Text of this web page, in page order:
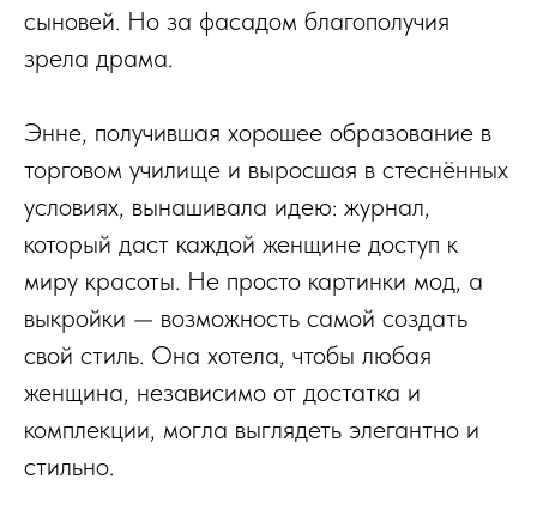
сыновей. Но за фасадом благополучия
зрела драма.
Энне, получившая хорошее образование в
торговом училище и выросшая в стеснённых
условиях, вынашивала идею: журнал,
который даст каждой женщине доступ к
миру красоты. Не просто картинки мод, а
выкройки — возможность самой создать
свой стиль. Она хотела, чтобы любая
женщина, независимо от достатка и
комплекции, могла выглядеть элегантно и
стильно.